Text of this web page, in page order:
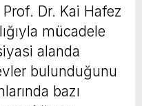
Dr. Kai Hafez
mücadele
alanda
bulunduğunu
bazı